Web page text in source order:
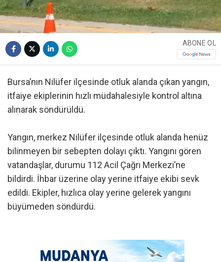
ABONE OL
Bursa’nın Nilüfer ilçesinde otluk alanda çıkan yangın,
itfaiye ekiplerinin hızlı müdahalesiyle kontrol altına
alınarak söndürüldü.
Yangın, merkez Nilüfer ilçesinde otluk alanda henüz
bilinmeyen bir sebepten dolayı çıktı. Yangını gören
vatandaşlar, durumu 112 Acil Çağrı Merkezi’ne
bildirdi. İhbar üzerine olay yerine itfaiye ekibi sevk
edildi. Ekipler, hızlıca olay yerine gelerek yangını
büyümeden söndürdü.